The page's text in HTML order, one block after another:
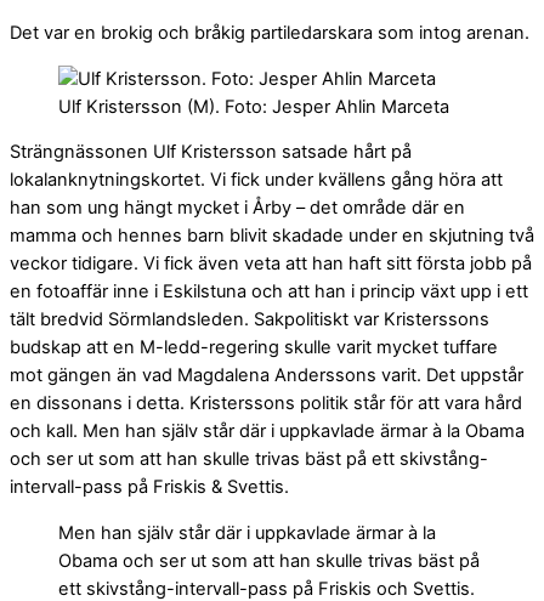
Det var en brokig och bråkig partiledarskara som intog arenan.
Ulf Kristersson (M). Foto: Jesper Ahlin Marceta
Strängnässonen Ulf Kristersson satsade hårt på
lokalanknytningskortet. Vi fick under kvällens gång höra att
han som ung hängt mycket i Årby – det område där en
mamma och hennes barn blivit skadade under en skjutning två
veckor tidigare. Vi fick även veta att han haft sitt första jobb på
en fotoaffär inne i Eskilstuna och att han i princip växt upp i ett
tält bredvid Sörmlandsleden. Sakpolitiskt var Kristerssons
budskap att en M-ledd-regering skulle varit mycket tuffare
mot gängen än vad Magdalena Anderssons varit. Det uppstår
en dissonans i detta. Kristerssons politik står för att vara hård
och kall. Men han själv står där i uppkavlade ärmar à la Obama
och ser ut som att han skulle trivas bäst på ett skivstång-
intervall-pass på Friskis & Svettis.
Men han själv står där i uppkavlade ärmar à la
Obama och ser ut som att han skulle trivas bäst på
ett skivstång-intervall-pass på Friskis och Svettis.